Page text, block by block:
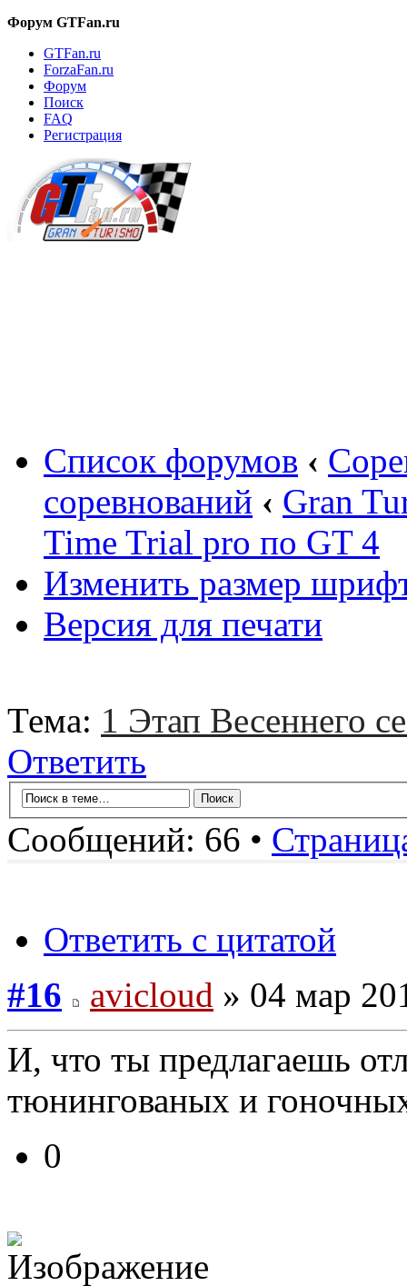
Форум GTFan.ru
GTFan.ru
ForzaFan.ru
Форум
Поиск
FAQ
Регистрация
Список форумов ‹
соревнований ‹ Gran
Time Trial pro по GT 4
Изменить размер
Версия для печати
Тема: 1 Этап Весеннего
Ответить
Сообщений: 66 •
Ответить с цитатой
#16
avicloud » 04 мар
И, что ты предлагаешь
тюнингованых и
0